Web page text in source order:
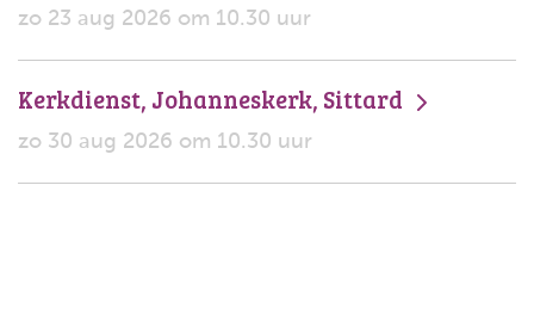
zo 23 aug 2026 om 10.30 uur
Kerkdienst, Johanneskerk, Sittard
zo 30 aug 2026 om 10.30 uur